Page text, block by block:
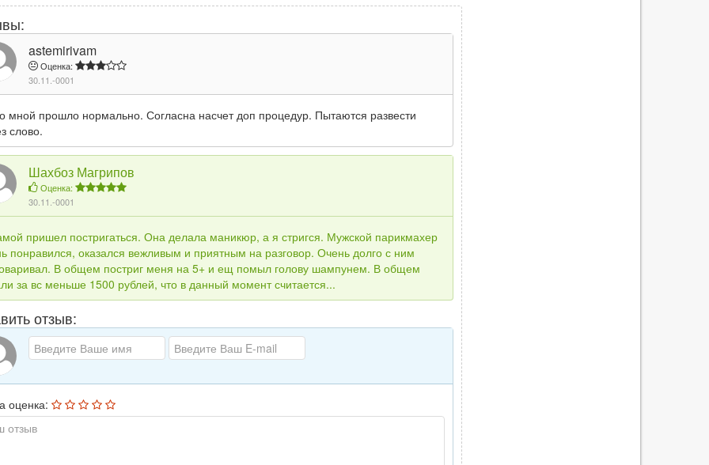
astemirivam
Оценка:
30.11.-0001
мной прошло нормально. Согласна насчет доп процедур. Пытаются развести
слово.
Шахбоз Магрипов
Оценка:
30.11.-0001
пришел постригаться. Она делала маникюр, а я стригся. Мужской парикмахер
понравился, оказался вежливым и приятным на разговор. Очень долго с ним
В общем постриг меня на 5+ и ещ помыл голову шампунем. В общем
за вс меньше 1500 рублей, что в данный момент считается...
отзыв:
оценка: